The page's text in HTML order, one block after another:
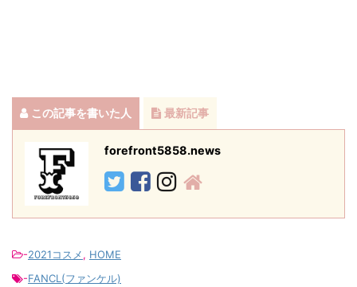
この記事を書いた人 最新記事
forefront5858.news
-2021コスメ, HOME
-FANCL(ファンケル)